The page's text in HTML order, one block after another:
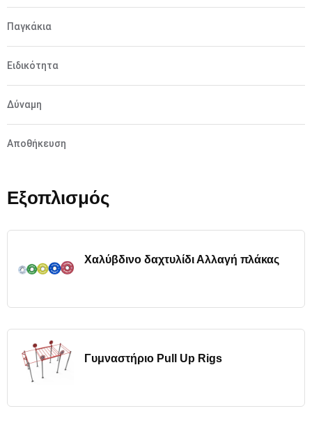
Παγκάκια
Ειδικότητα
Δύναμη
Αποθήκευση
Εξοπλισμός
Χαλύβδινο δαχτυλίδι Αλλαγή πλάκας
Γυμναστήριο Pull Up Rigs